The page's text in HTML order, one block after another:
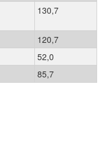
130,7
120,7
52,0
85,7